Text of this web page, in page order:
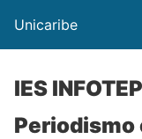
Unicaribe
IES
Periodismo